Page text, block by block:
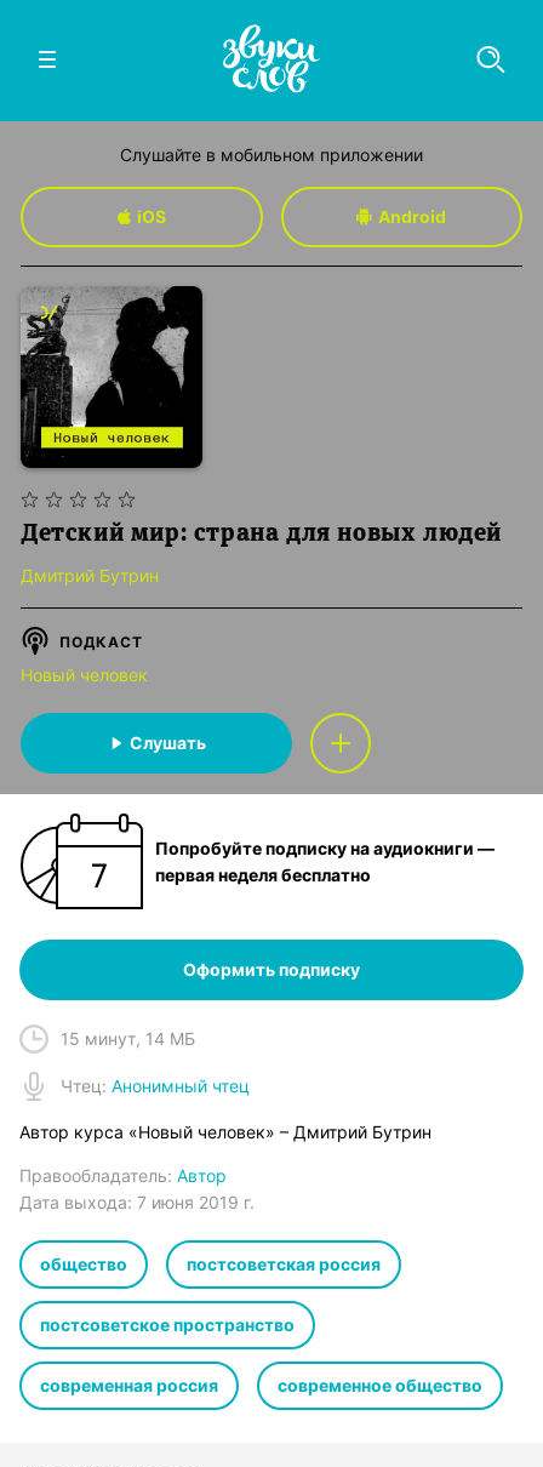
Слушайте в мобильном приложении
iOS Android
Детский мир: страна для новых людей
Дмитрий Бутрин
ПОДКАСТ
Новый человек
Слушать
Попробуйте подписку на аудиокниги —
первая неделя бесплатно
Оформить подписку
15 минут, 14 МБ
Чтец: Анонимный чтец
Автор курса «Новый человек» – Дмитрий Бутрин
Правообладатель: Автор
Дата выхода: 7 июня 2019 г.
общество постсоветская россия
постсоветское пространство
современная россия современное общество